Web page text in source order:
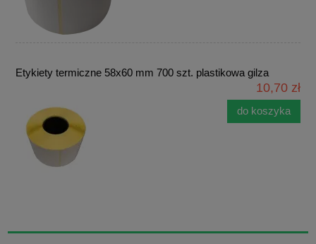
Etykiety termiczne 58x60 mm 700 szt. plastikowa gilza
10,70 zł
do koszyka